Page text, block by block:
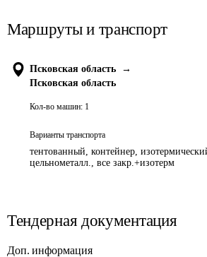
Маршруты и транспорт
Псковская область
→
Псковская область
Кол-во машин: 1
Варианты транспорта
тентованный, контейнер,
цельнометалл., все закр.+изотерм
Тендерная документация
Доп. информация